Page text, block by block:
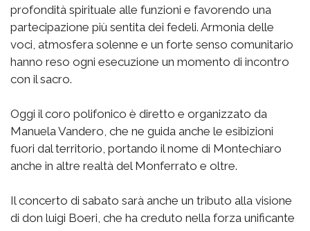
profondità spirituale alle funzioni e favorendo una
partecipazione più sentita dei fedeli. Armonia delle
voci, atmosfera solenne e un forte senso comunitario
hanno reso ogni esecuzione un momento di incontro
con il sacro.
Oggi il coro polifonico è diretto e organizzato da
Manuela Vandero, che ne guida anche le esibizioni
fuori dal territorio, portando il nome di Montechiaro
anche in altre realtà del Monferrato e oltre.
Il concerto di sabato sarà anche un tributo alla visione
di don luigi Boeri, che ha creduto nella forza unificante